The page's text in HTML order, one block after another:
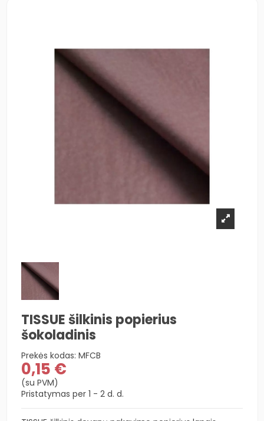
TISSUE šilkinis popierius
šokoladinis
Prekės kodas: MFCB
0,15 €
(su PVM)
Pristatymas per 1 - 2 d. d.